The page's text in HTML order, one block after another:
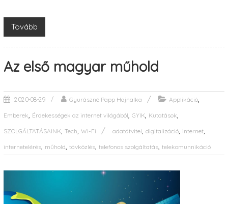
Tovább
Az első magyar műhold
2020-08-29 Gyurászné Papp Hajnalka Applikáció,
Emberek, Érdekességek az internet világából, GYIK, Kutatások,
SZOLGÁLTATÁSAINK, Tech, Wi-Fi adatátvitel, digitalizáció, internet,
internetelérés, műhold, távközlés, telefonos szolgáltatás, telekomunnikáció